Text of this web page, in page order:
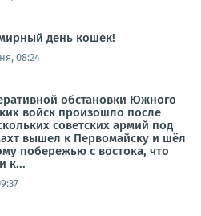
день кошек!
08:24
обстановки Южного
войск произошло после
советских армий под
вышел к Первомайску и шёл
побережью с востока, что
к...